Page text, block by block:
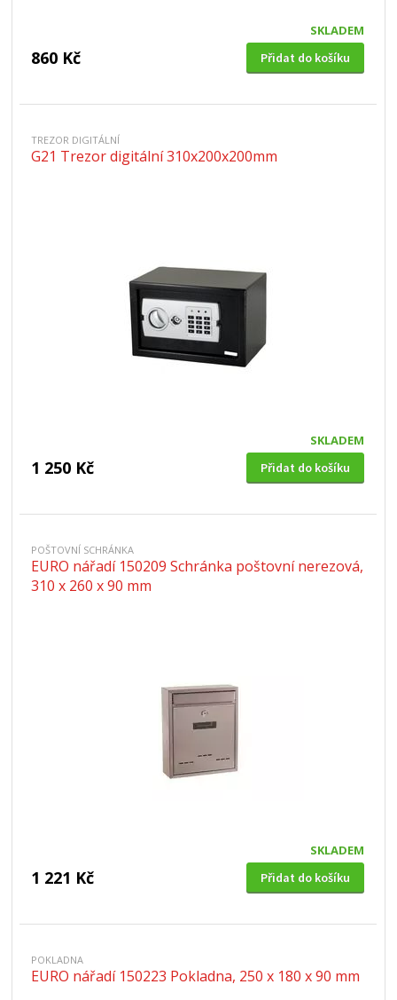
SKLADEM
860 Kč Přidat do košíku
TREZOR DIGITÁLNÍ
G21 Trezor digitální 310x200x200mm
SKLADEM
1 250 Kč Přidat do košíku
POŠTOVNÍ SCHRÁNKA
EURO nářadí 150209 Schránka poštovní nerezová,
310 x 260 x 90 mm
SKLADEM
1 221 Kč Přidat do košíku
POKLADNA
EURO nářadí 150223 Pokladna, 250 x 180 x 90 mm